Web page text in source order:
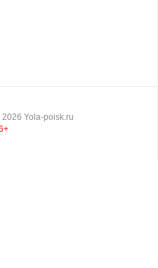
2026 Yola-poisk.ru